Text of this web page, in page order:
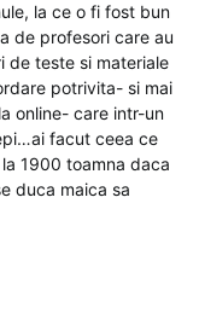
la ce o fi fost bun
de profesori care au
de teste si materiale
potrivita- si mai
online- care intr-un
facut ceea ce
1900 toamna daca
duca maica sa